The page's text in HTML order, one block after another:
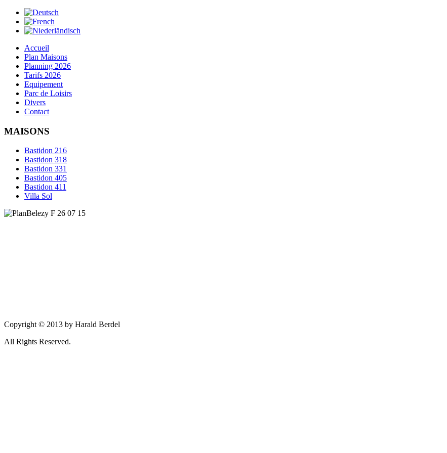
Accueil
Plan Maisons
Planning 2026
Tarifs 2026
Equipement
Parc de Loisirs
Divers
Contact
MAISONS
Bastidon 216
Bastidon 318
Bastidon 331
Bastidon 405
Bastidon 411
Villa Sol
Copyright © 2013 by Harald Berdel
All Rights Reserved.